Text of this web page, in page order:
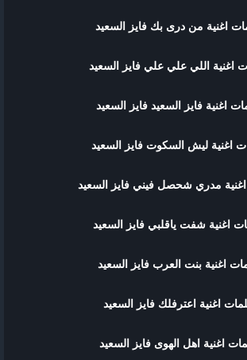
اغنية من درى بك فايز السعيد
اغنية اللي علي علي فايز السعيد
اغنية فايز السعيد فايز السعيد
اغنية ليش السكوت فايز السعيد
مدري شحصل فيني فايز السعيد
اغنية شفت ياقلبي فايز السعيد
اغنية بنت العرب فايز السعيد
اغنية اعترفلك فايز السعيد
اغنية اهل الهوى فايز السعيد